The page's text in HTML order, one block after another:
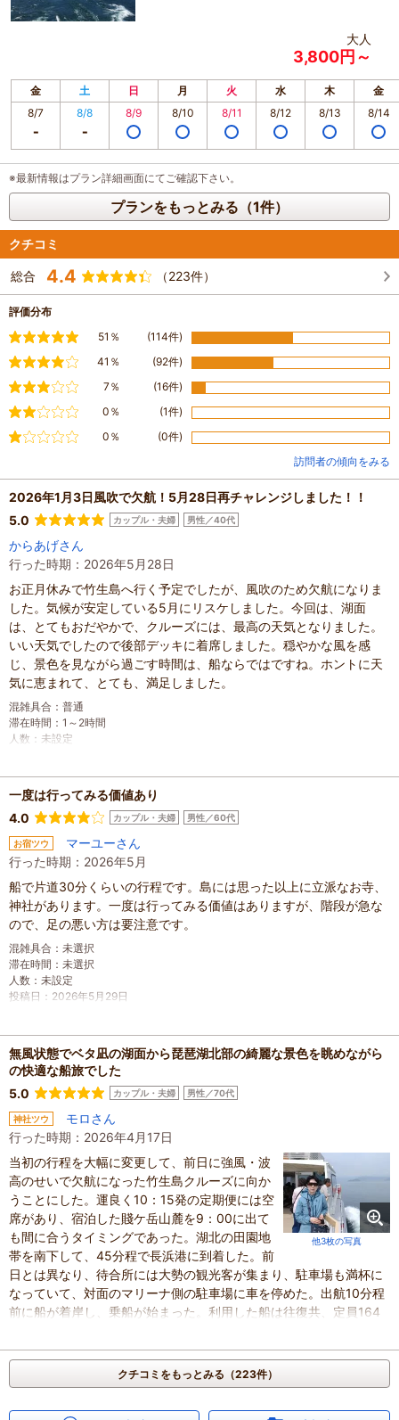
大人
3,800円～
金 土 日 月 火 水 木
金
8/7
8/8 8/9 8/10 8/11 8/12 8/13 8/14
※最新情報はプラン詳細画面にてご確認下さい。
プランをもっとみる（1件）
クチコミ
総合 4.4 （223件）
評価分布
満足51％ (114件)
やや満足
41％ (92件)
7％ (16件)
やや不満
0％ (1件)
不満0％
(0件)
訪問者の傾向をみる
2026年1月3日風吹で欠航！5月28日再チャレンジしました！！
5.0
カップル・夫婦 男性／40代
からあげさん
行った時期：2026年5月28日
お正月休みで竹生島へ行く予定でしたが、風吹のため欠航になりま
した。気候が安定している5月にリスケしました。今回は、湖面
は、とてもおだやかで、クルーズには、最高の天気となりました。
いい天気でしたので後部デッキに着席しました。穏やかな風を感
じ、景色を見ながら過ごす時間は、船ならではですね。ホントに天
気に恵まれて、とても、満足しました。
混雑具合 ： 普通
滞在時間 ： 1～2時間
人数 ： 未設定
一度は行ってみる価値あり
4.0
カップル・夫婦 男性／60代
お宿ツウ
マーユーさん
行った時期：2026年5月
船で片道30分くらいの行程です。島には思った以上に立派なお寺、
神社があります。一度は行ってみる価値はありますが、階段が急な
ので、足の悪い方は要注意です。
混雑具合 ： 未選択
滞在時間 ： 未選択
人数 ： 未設定
投稿日 ： 2026年5月29日
無風状態でベタ凪の湖面から琵琶湖北部の綺麗な景色を眺めながら
の快適な船旅でした
5.0
カップル・夫婦 男性／70代
神社ツウ
モロさん
行った時期：2026年4月17日
他3枚の写真
当初の行程を大幅に変更して、前日に強風・波
高のせいで欠航になった竹生島クルーズに向か
うことにした。運良く10：15発の定期便には空
席があり、宿泊した賤ケ岳山麓を9：00に出て
も間に合うタイミングであった。湖北の田園地
帯を南下して、45分程で長浜港に到着した。前
日とは異なり、待合所には大勢の観光客が集まり、駐車場も満杯に
なっていて、対面のマリーナ側の駐車場に車を停めた。出航10分程
前に船が着岸し、乗船が始まった。利用した船は往復共、定員164
がある。乗船率は5割ほどで、座ったりデッキに出たりと、楽しく
ゆったりと25分間の乗船時間を過ごすことができた。前日と異な
り、無風状態でベタ凪の湖面から琵琶湖北部の綺麗な景色を眺めな
クチコミをもっとみる（223件）